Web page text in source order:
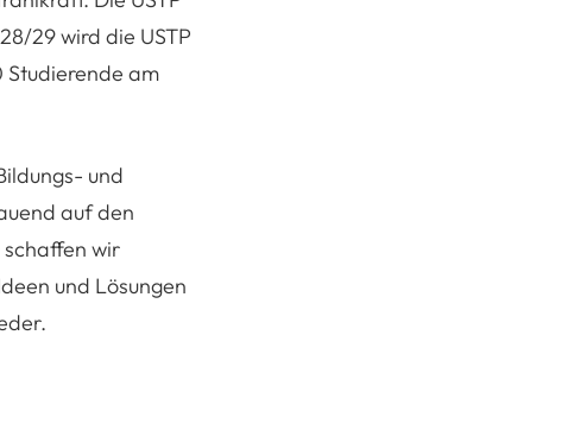
29 wird die USTP
am
und
auf den
schaffen wir
und Lösungen